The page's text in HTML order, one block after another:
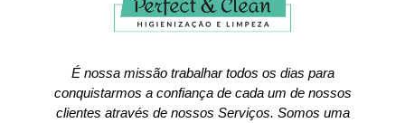
É nossa missão trabalhar todos os dias para
conquistarmos a confiança de cada um de nossos
clientes através de nossos Serviços. Somos uma